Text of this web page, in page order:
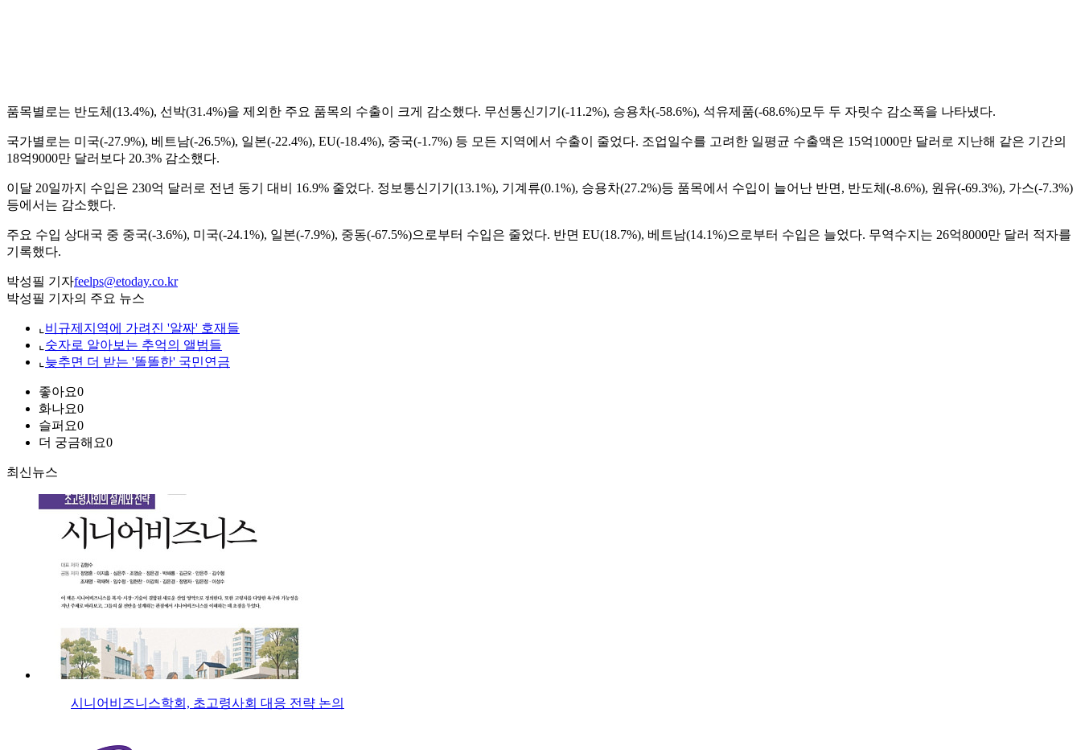
품목별로는 반도체(13.4%), 선박(31.4%)을 제외한 주요 품목의 수출이 크게 감소했다. 무선통신기기(-11.2%), 승용차(-58.6%), 석유제품(-68.6%)모두 두 자릿수 감소폭을 나타냈다.
국가별로는 미국(-27.9%), 베트남(-26.5%), 일본(-22.4%), EU(-18.4%), 중국(-1.7%) 등 모든 지역에서 수출이 줄었다. 조업일수를 고려한 일평균 수출액은 15억1000만 달러로 지난해 같은 기간의
18억9000만 달러보다 20.3% 감소했다.
이달 20일까지 수입은 230억 달러로 전년 동기 대비 16.9% 줄었다. 정보통신기기(13.1%), 기계류(0.1%), 승용차(27.2%)등 품목에서 수입이 늘어난 반면, 반도체(-8.6%), 원유(-69.3%), 가스(-7.3%)
등에서는 감소했다.
주요 수입 상대국 중 중국(-3.6%), 미국(-24.1%), 일본(-7.9%), 중동(-67.5%)으로부터 수입은 줄었다. 반면 EU(18.7%), 베트남(14.1%)으로부터 수입은 늘었다. 무역수지는 26억8000만 달러 적자를
기록했다.
박성필 기자feelps@etoday.co.kr
박성필 기자의 주요 뉴스
⌞ 비규제지역에 가려진 '알짜' 호재들
⌞ 숫자로 알아보는 추억의 앨범들
⌞ 늦추면 더 받는 '똘똘한' 국민연금
좋아요0
화나요0
슬퍼요0
더 궁금해요0
최신뉴스
시니어비즈니스학회, 초고령사회 대응 전략 논의